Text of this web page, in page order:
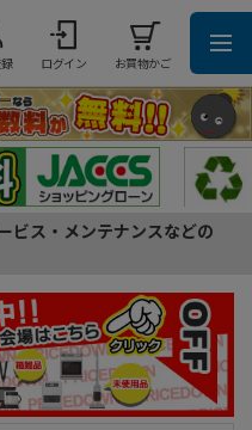
ログイン お買物かご
ビス・メンテナンスなどの